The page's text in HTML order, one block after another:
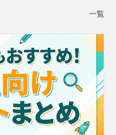
一覧